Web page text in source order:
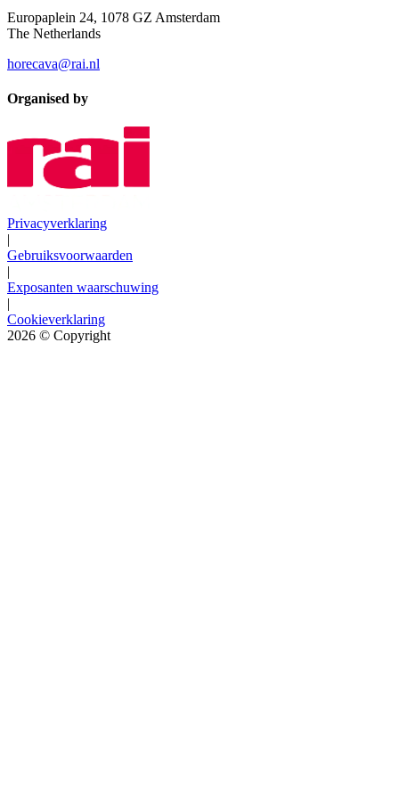
Europaplein 24, 1078 GZ Amsterdam
The Netherlands
horecava@rai.nl
Organised by
Privacyverklaring
|
Gebruiksvoorwaarden
|
Exposanten waarschuwing
|
Cookieverklaring
2026 © Copyright